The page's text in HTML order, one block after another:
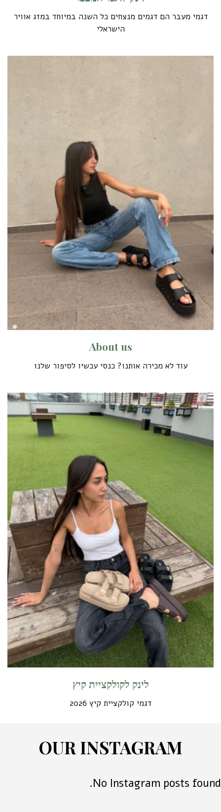
דגמי מעבר הם דגמים מנצחים כל השנה במיוחד במזג אוויר
הישראלי
About us
עוד לא מכירה אותנו? כנסי עכשיו לסיפור שלנו
לינק לקולקציית קיץ
דגמי קולקציית קיץ 2026
OUR INSTAGRAM
No Instagram posts found.